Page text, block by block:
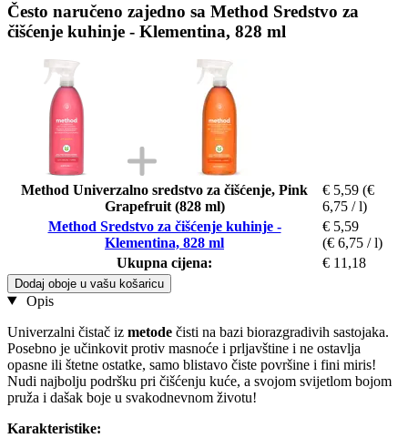
Često naručeno zajedno sa Method Sredstvo za
čišćenje kuhinje - Klementina, 828 ml
Method Univerzalno sredstvo za čišćenje, Pink
Grapefruit (828 ml)
€ 5,59 (€
6,75 / l)
Method Sredstvo za čišćenje kuhinje -
Klementina, 828 ml
€ 5,59
(€ 6,75 / l)
Ukupna cijena:
€ 11,18
Dodaj oboje u vašu košaricu
Opis
Univerzalni čistač iz metode čisti na bazi biorazgradivih sastojaka.
Posebno je učinkovit protiv masnoće i prljavštine i ne ostavlja
opasne ili štetne ostatke, samo blistavo čiste površine i fini miris!
Nudi najbolju podršku pri čišćenju kuće, a svojom svijetlom bojom
pruža i dašak boje u svakodnevnom životu!
Karakteristike: